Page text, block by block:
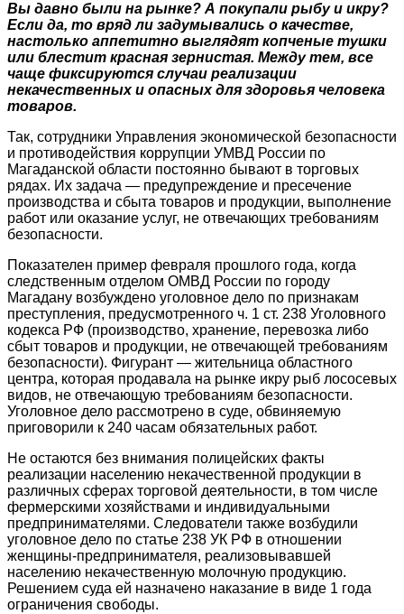
Вы давно были на рынке? А покупали рыбу и икру?
Если да, то вряд ли задумывались о качестве,
настолько аппетитно выглядят копченые тушки
или блестит красная зернистая. Между тем, все
чаще фиксируются случаи реализации
некачественных и опасных для здоровья человека
товаров.
Так, сотрудники Управления экономической безопасности
и противодействия коррупции УМВД России по
Магаданской области постоянно бывают в торговых
рядах. Их задача — предупреждение и пресечение
производства и сбыта товаров и продукции, выполнение
работ или оказание услуг, не отвечающих требованиям
безопасности.
Показателен пример февраля прошлого года, когда
следственным отделом ОМВД России по городу
Магадану возбуждено уголовное дело по признакам
преступления, предусмотренного ч. 1 ст. 238 Уголовного
кодекса РФ (производство, хранение, перевозка либо
сбыт товаров и продукции, не отвечающей требованиям
безопасности). Фигурант — жительница областного
центра, которая продавала на рынке икру рыб лососевых
видов, не отвечающую требованиям безопасности.
Уголовное дело рассмотрено в суде, обвиняемую
приговорили к 240 часам обязательных работ.
Не остаются без внимания полицейских факты
реализации населению некачественной продукции в
различных сферах торговой деятельности, в том числе
фермерскими хозяйствами и индивидуальными
предпринимателями. Следователи также возбудили
уголовное дело по статье 238 УК РФ в отношении
женщины-предпринимателя, реализовывавшей
населению некачественную молочную продукцию.
Решением суда ей назначено наказание в виде 1 года
ограничения свободы.